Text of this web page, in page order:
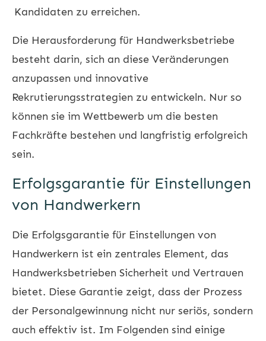
Kandidaten zu erreichen.
Die Herausforderung für Handwerksbetriebe
besteht darin, sich an diese Veränderungen
anzupassen und innovative
Rekrutierungsstrategien zu entwickeln. Nur so
können sie im Wettbewerb um die besten
Fachkräfte bestehen und langfristig erfolgreich
sein.
Erfolgsgarantie für Einstellungen
von Handwerkern
Die Erfolgsgarantie für Einstellungen von
Handwerkern ist ein zentrales Element, das
Handwerksbetrieben Sicherheit und Vertrauen
bietet. Diese Garantie zeigt, dass der Prozess
der Personalgewinnung nicht nur seriös, sondern
auch effektiv ist. Im Folgenden sind einige